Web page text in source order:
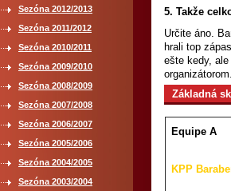
5. Takže
Určite áno.
hrali top
ešte kedy,
organizátorom.
Základná
Equipe A
KPP
Sezóna 2012/2013
Sezóna 2011/2012
Sezóna 2010/2011
Sezóna 2009/2010
Sezóna 2008/2009
Sezóna 2007/2008
Sezóna 2006/2007
Sezóna 2005/2006
Sezóna 2004/2005
Sezóna 2003/2004